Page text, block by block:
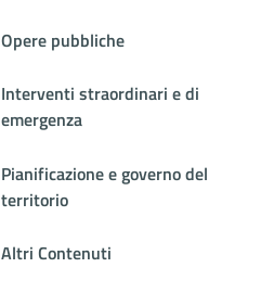
Opere pubbliche
Interventi straordinari e di
emergenza
Pianificazione e governo del
territorio
Altri Contenuti